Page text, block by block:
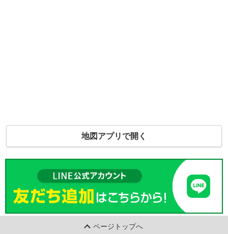
地図アプリで開く
ページトップへ